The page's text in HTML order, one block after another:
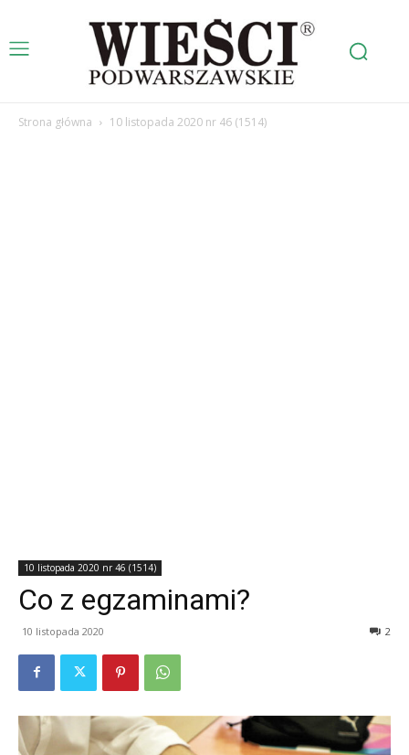
Strona główna 10 listopada 2020 nr 46 (1514)
10 listopada 2020 nr 46 (1514)
Co z egzaminami?
10 listopada 2020 2